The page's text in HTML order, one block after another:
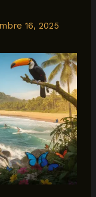
16, 2025